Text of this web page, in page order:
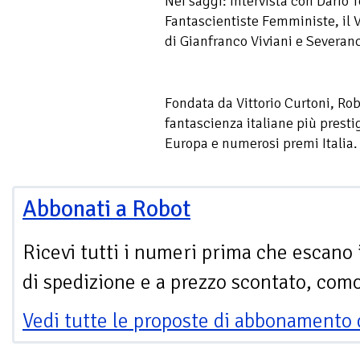
Fantascientiste Femministe, il
di Gianfranco Viviani e
Fondata da Vittorio Curtoni,
fantascienza italiane più
Europa e numerosi premi
Abbonati a Robot
Ricevi tutti i numeri prima che escano
di spedizione e a prezzo scontato,
Vedi tutte le proposte di